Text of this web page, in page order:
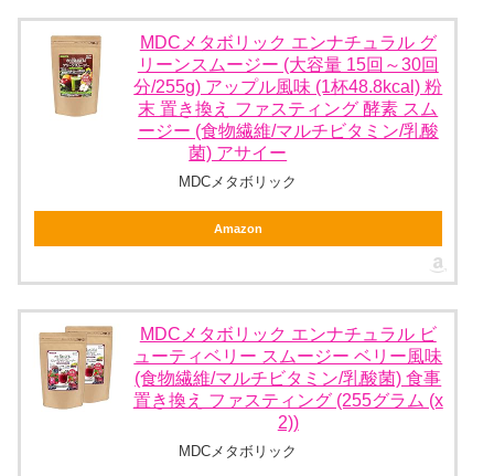
MDCメタボリック エンナチュラル グ
リーンスムージー (大容量 15回～30回
分/255g) アップル風味 (1杯48.8kcal) 粉
末 置き換え ファスティング 酵素 スム
ージー (食物繊維/マルチビタミン/乳酸
菌) アサイー
MDCメタボリック
Amazon
MDCメタボリック エンナチュラル ビ
ューティベリー スムージー ベリー風味
(食物繊維/マルチビタミン/乳酸菌) 食事
置き換え ファスティング (255グラム (x
2))
MDCメタボリック